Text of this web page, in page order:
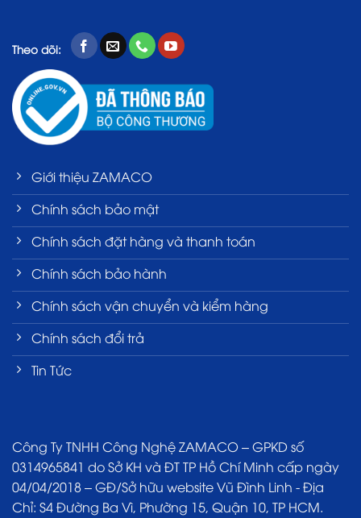
Theo dõi:
Giới thiệu ZAMACO
Chính sách bảo mật
Chính sách đặt hàng và thanh toán
Chính sách bảo hành
Chính sách vận chuyển và kiểm hàng
Chính sách đổi trả
Tin Tức
Công Ty TNHH Công Nghệ ZAMACO – GPKD số
0314965841 do Sở KH và ĐT TP Hồ Chí Minh cấp ngày
04/04/2018 – GĐ/Sở hữu website Vũ Đình Linh - Địa
Chỉ: S4 Đường Ba Vì, Phường 15, Quận 10, TP HCM.